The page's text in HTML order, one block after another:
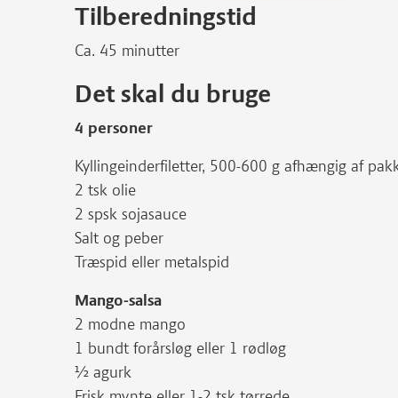
Tilberedningstid
Ca. 45 minutter
Det skal du bruge
4 personer
Kyllingeinderfiletter, 500-600 g afhængig af
2 tsk olie
2 spsk sojasauce
Salt og peber
Træspid eller metalspid
Mango-salsa
2 modne mango
1 bundt forårsløg eller 1 rødløg
½ agurk